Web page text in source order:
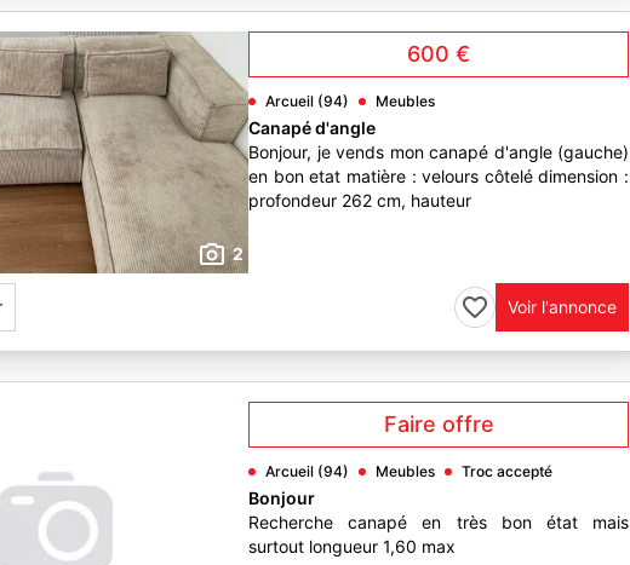
2
600 €
Arcueil (94) Meubles
Canapé d'angle
Bonjour, je vends mon canapé d'angle (gauche)
en bon etat matière : velours côtelé dimension :
profondeur 262 cm, hauteur
Voir l'annonce
Faire offre
Arcueil (94) Meubles Troc accepté
Bonjour
Recherche canapé en très bon état mais
surtout longueur 1,60 max